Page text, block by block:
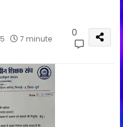
7 minute
0